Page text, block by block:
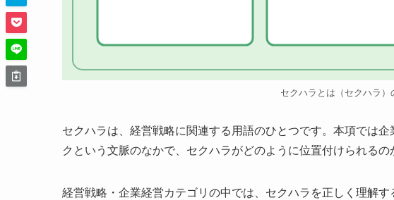
セクハラとは（セクハラ）
セクハラは、経営戦略に関連する用語のひとつです。本項では
クという文脈のなかで、セクハラがどのように位置付けられるの
経営戦略・企業経営カテゴリの中では、セクハラを正しく理解